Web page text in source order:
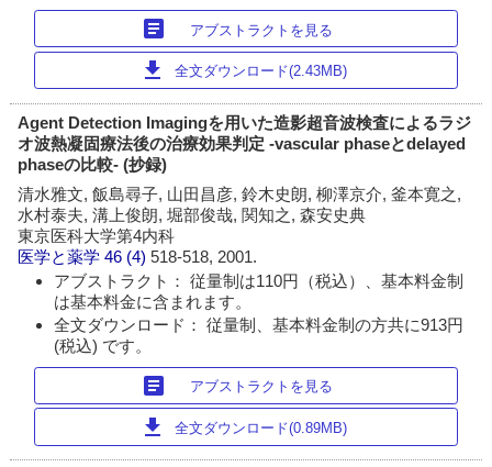
article アブストラクトを見る
download 全文ダウンロード(2.43MB)
Agent Detection Imagingを用いた造影超音波検査によるラジ
オ波熱凝固療法後の治療効果判定 -vascular phaseとdelayed
phaseの比較- (抄録)
清水雅文, 飯島尋子, 山田昌彦, 鈴木史朗, 柳澤京介, 釜本寛之,
水村泰夫, 溝上俊朗, 堀部俊哉, 関知之, 森安史典
東京医科大学第4内科
医学と薬学 46 (4)518-518, 2001.
アブストラクト： 従量制は110円（税込）、基本料金制
は基本料金に含まれます。
全文ダウンロード： 従量制、基本料金制の方共に913円
(税込) です。
article アブストラクトを見る
download 全文ダウンロード(0.89MB)